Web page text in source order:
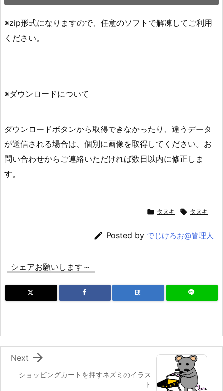
※zip形式になりますので、任意のソフトで解凍してご利用
ください。
※ダウンロードについて
ダウンロードボタンから取得できなかったり、違うデータ
が送信される場合は、個別に画像を取得してください。お
問い合わせからご連絡いただければ数日以内に修正しま
す。
 タヌキ  タヌキ
 Posted by でじけろお@管理人
シェアお願いします～
B!
ショッピングカートを押すネズミのイラス
ト

Next